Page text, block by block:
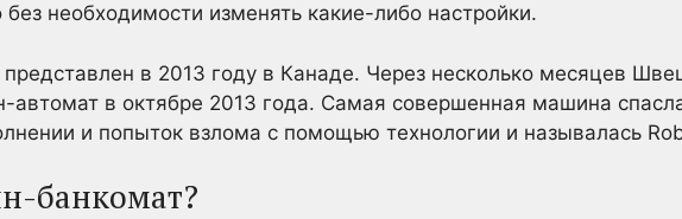
необходимости изменять какие-либо настройки.
в 2013 году в Канаде. Через несколько месяцев
автомат в октябре 2013 года. Самая совершенная машина
и попыток взлома с помощью технологии и называлась
банкомат?